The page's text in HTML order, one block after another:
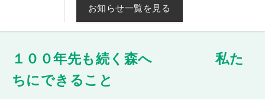
お知らせ一覧を見る
１００年先も続く森へ 私た
ちにできること